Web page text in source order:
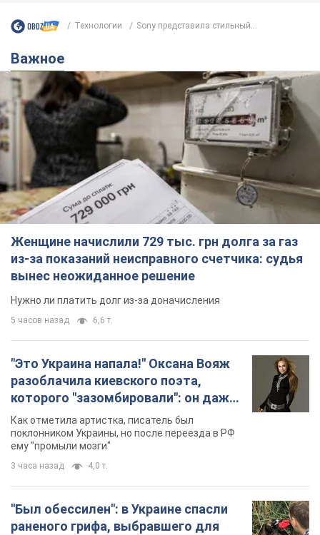
Технологии Sony представила стильный...
Важное
Женщине начислили 729 тыс. грн долга за газ
из-за показаний неисправного счетчика: судья
вынес неожиданное решение
Нужно ли платить долг из-за доначисления
5 часов назад 6,6 т.
"Это Украина напала!" Оксана Вояж
разоблачила киевского поэта,
которого "зазомбировали": он даже
русского не знал, а теперь хочет
геноцида украинцев
Как отметила артистка, писатель был
поклонником Украины, но после переезда в РФ
ему "промыли мозги"
3 часа назад 4,0 т.
"Был обессилен": в Украине спасли
раненого грифа, выбравшего для